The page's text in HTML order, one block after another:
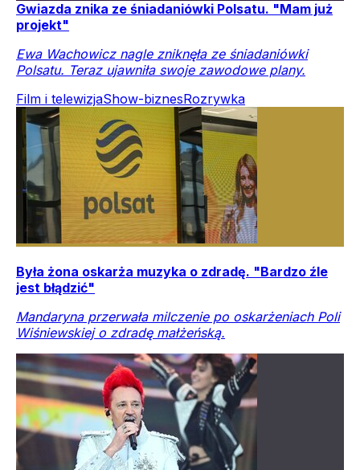
Gwiazda znika ze śniadaniówki Polsatu. "Mam już
projekt"
Ewa Wachowicz nagle zniknęła ze śniadaniówki
Polsatu. Teraz ujawniła swoje zawodowe plany.
Film i telewizjaShow-biznesRozrywka
Była żona oskarża muzyka o zdradę. "Bardzo źle
jest błądzić"
Mandaryna przerwała milczenie po oskarżeniach Poli
Wiśniewskiej o zdradę małżeńską.